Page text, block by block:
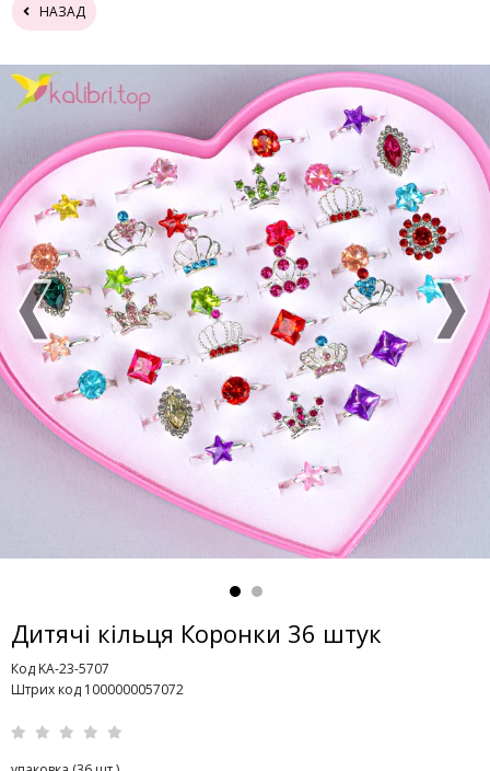
НАЗАД
Дитячі кільця Коронки 36 штук
Код KA-23-5707
Штрих код 1000000057072